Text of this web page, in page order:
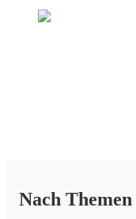
Nach Themen